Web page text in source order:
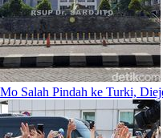
Mo Salah Pindah ke Turki,